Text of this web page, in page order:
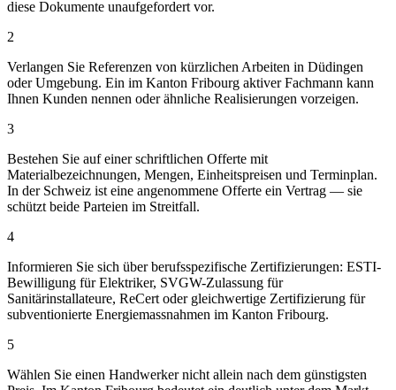
diese Dokumente unaufgefordert vor.
2
Verlangen Sie Referenzen von kürzlichen Arbeiten in Düdingen
oder Umgebung. Ein im Kanton Fribourg aktiver Fachmann kann
Ihnen Kunden nennen oder ähnliche Realisierungen vorzeigen.
3
Bestehen Sie auf einer schriftlichen Offerte mit
Materialbezeichnungen, Mengen, Einheitspreisen und Terminplan.
In der Schweiz ist eine angenommene Offerte ein Vertrag — sie
schützt beide Parteien im Streitfall.
4
Informieren Sie sich über berufsspezifische Zertifizierungen: ESTI-
Bewilligung für Elektriker, SVGW-Zulassung für
Sanitärinstallateure, ReCert oder gleichwertige Zertifizierung für
subventionierte Energiemassnahmen im Kanton Fribourg.
5
Wählen Sie einen Handwerker nicht allein nach dem günstigsten